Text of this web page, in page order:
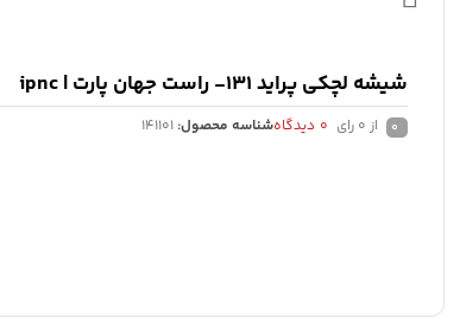
شیشه لچکی پراید 131- راست جهان پارت | ipnc
0 از 0 رای 0 دیدگاهشناسه محصول:141101